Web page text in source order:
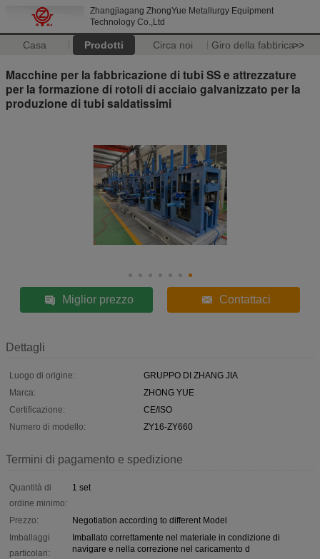
Zhangjiagang ZhongYue Metallurgy Equipment
Technology Co.,Ltd
Casa Prodotti Circa noi Giro della fabbrica>>
Macchine per la fabbricazione di tubi SS e attrezzature
per la formazione di rotoli di acciaio galvanizzato per la
produzione di tubi saldatissimi
Miglior prezzo Contattaci
Dettagli
Luogo di origine:
GRUPPO DI ZHANG JIA
Marca:
ZHONG YUE
Certificazione:
CE/ISO
Numero di modello:
ZY16-ZY660
Termini di pagamento e spedizione
Quantità di
ordine minimo:
1 set
Prezzo:
Negotiation according to different Model
Imballaggi
particolari:
Imballato correttamente nel materiale in condizione di
navigare e nella correzione nel caricamento d